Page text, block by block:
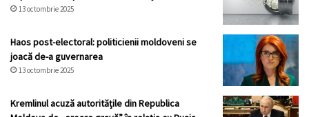
13 octombrie 2025
Haos post-electoral: politicienii moldoveni se
joacă de-a guvernarea
13 octombrie 2025
Kremlinul acuză autoritățile din Republica